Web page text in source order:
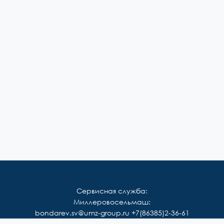
Сервисная служба:
Миллеровосельмаш:
bondarev.sv@umz-group.ru +7(86385)2-36-61